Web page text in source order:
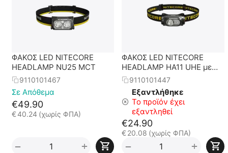
ΦΑΚΟΣ LED NITECORE
HEADLAMP NU25 MCT
9110101467
Σε Απόθεμα
€49.90
€40.24 (χωρίς ΦΠΑ)
+
−
ΦΑΚΟΣ LED NITECORE
HEADLAMP HA11 UHE με
ιμάντα
9110101447
Εξαντλήθηκε
Το προϊόν έχει
εξαντληθεί
€24.90
€20.08 (χωρίς ΦΠΑ)
+
−